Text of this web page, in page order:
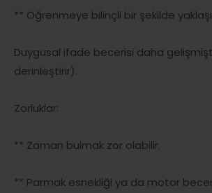
** Öğrenmeye bilinçli bir şekilde
Duygusal ifade becerisi daha
derinleştirir).
Zorluklar:
** Zaman bulmak zor olabilir.
** Parmak esnekliği ya da motor